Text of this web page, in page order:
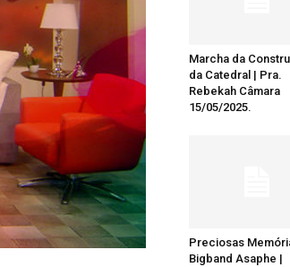
Marcha da
da Catedral | Pra.
Rebekah Câmara
15/05/2025.
Preciosas
Bigband Asaphe |